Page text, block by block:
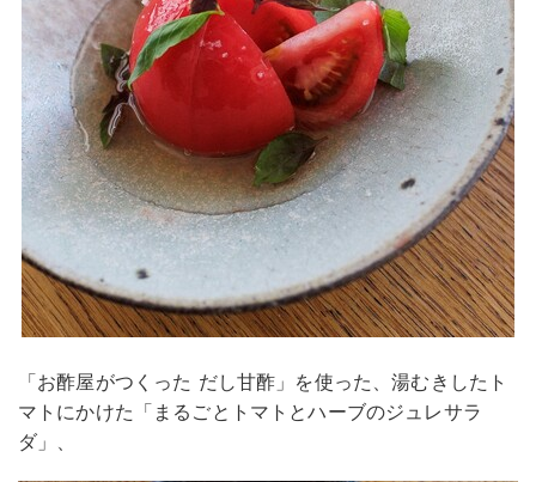
「お酢屋がつくった だし甘酢」を使った、湯むきしたト
マトにかけた「まるごとトマトとハーブのジュレサラ
ダ」、